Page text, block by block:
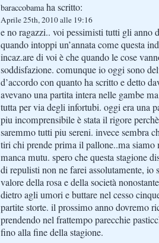
baraccobamaha scritto:
Aprile 25th, 2010 alle 19:16
e no ragazzi.. voi pessimisti tutti gli anno
quando intoppi un’annata come questa
incaz.are di voi è che quando le cose
soddisfazione. comunque io oggi sono
d’accordo con quanto ha scritto e detto
avevano una partita intera nelle gambe
tutta per via degli infortubi. oggi era una
piu incomprensibile è stata il rigore
saremmo tutti piu sereni. invece sembra
tiri chi prende prima il pallone..ma siamo
manca mutu. spero che questa stagione
di repulisti non ne farei assolutamente, io
valore della rosa e della società
dietro agli umori e buttare nel cesso
partite storte. il prossimo anno dovremo
prendendo nel frattempo parecchie
fino alla fine della stagione.